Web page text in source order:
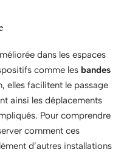
dans les espaces
comme les bandes
elles facilitent le passage
ainsi les déplacements
Pour comprendre
comment ces
d’autres installations